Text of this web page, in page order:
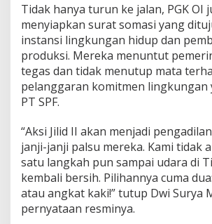
l
i
d
I
I
T
u
u
t
P
e
n
g
h
Tidak hanya turun ke jalan, PGK OI
menyiapkan surat somasi yang
instansi lingkungan hidup dan
produksi. Mereka menuntut
tegas dan tidak menutup mata
pelanggaran komitmen lingkungan
PT SPF.
“Aksi Jilid II akan menjadi
janji-janji palsu mereka. Kami tidak
satu langkah pun sampai udara di
kembali bersih. Pilihannya cuma
atau angkat kaki!” tutup Dwi Surya
pernyataan resminya.